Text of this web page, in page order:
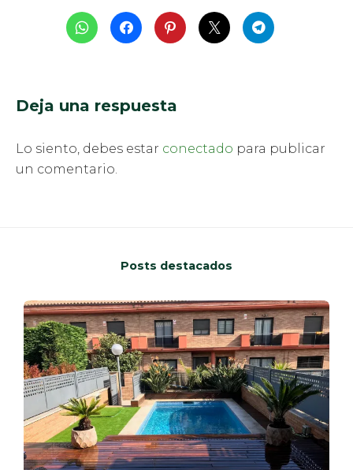
Deja una respuesta
Lo siento, debes estar conectado para publicar
un comentario.
Posts destacados